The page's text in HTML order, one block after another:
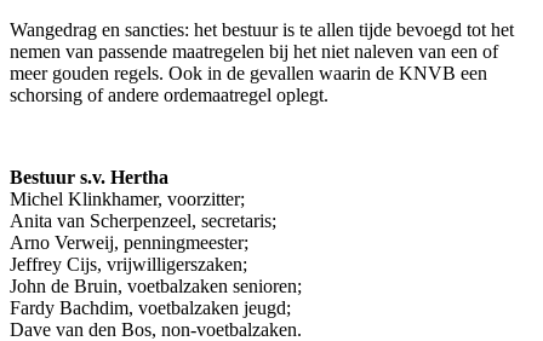
Wangedrag en sancties: het bestuur is te allen tijde bevoegd tot het
nemen van passende maatregelen bij het niet naleven van een of
meer gouden regels. Ook in de gevallen waarin de KNVB een
schorsing of andere ordemaatregel oplegt.
Bestuur s.v. Hertha
Michel Klinkhamer, voorzitter;
Anita van Scherpenzeel, secretaris;
Arno Verweij, penningmeester;
Jeffrey Cijs, vrijwilligerszaken;
John de Bruin, voetbalzaken senioren;
Fardy Bachdim, voetbalzaken jeugd;
Dave van den Bos, non-voetbalzaken.